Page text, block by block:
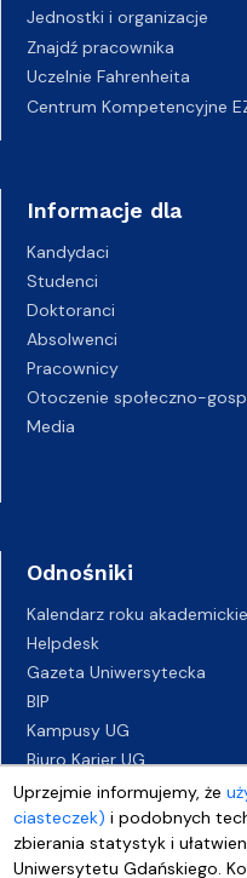
Uprzejmie informujemy, że
ciasteczek) i podobnych
zbierania statystyk i
Uniwersytetu Gdańskiego.
Jednostki i organizacje
Znajdź pracownika
Uczelnie Fahrenheita
Centrum Kompetencyjne
Informacje dla
Kandydaci
Studenci
Doktoranci
Absolwenci
Pracownicy
Otoczenie społeczno-
Media
Odnośniki
Kalendarz roku
Helpdesk
Gazeta Uniwersytecka
BIP
Kampusy UG
Biuro Karier UG
Oferty pracy
Deklaracja dostępności